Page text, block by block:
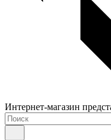
Интернет-магазин